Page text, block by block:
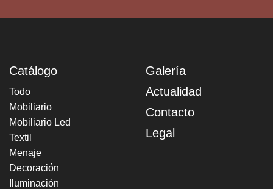
Catálogo
Todo
Mobiliario
Mobiliario Led
Textil
Menaje
Decoración
Iluminación
Galería
Actualidad
Contacto
Legal